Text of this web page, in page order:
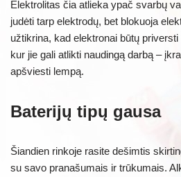
Elektrolitas čia atlieka ypač svarbų
judėti tarp elektrodų, bet blokuoja
užtikrina, kad elektronai būtų
kur jie gali atlikti naudingą darbą –
apšviesti lempą.
Baterijų tipų gausa
Šiandien rinkoje rasite dešimtis
su savo pranašumais ir trūkumais.